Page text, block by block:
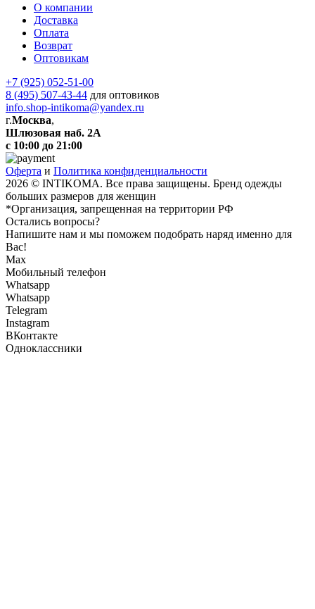
О компании
Доставка
Оплата
Возврат
Оптовикам
+7 (925) 052-51-00
8 (495) 507-43-44 для оптовиков
info.shop-intikoma@yandex.ru
г.Москва,
Шлюзовая наб. 2А
с 10:00 до 21:00
Оферта и Политика конфиденциальности
2026 © INTIKOMA. Все права защищены. Бренд одежды
больших размеров для женщин
*Организация, запрещенная на территории РФ
Остались вопросы?
Напишите нам и мы поможем подобрать наряд именно для
Вас!
Max
Мобильный телефон
Whatsapp
Whatsapp
Telegram
Instagram
ВКонтакте
Одноклассники